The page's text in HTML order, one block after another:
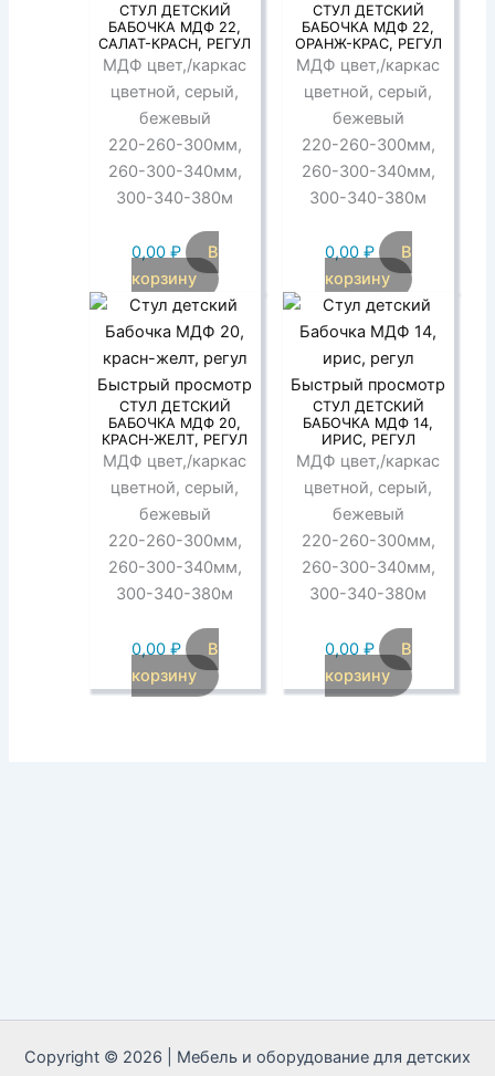
СТУЛ ДЕТСКИЙ
БАБОЧКА МДФ 22,
САЛАТ-КРАСН, РЕГУЛ
МДФ цвет,/каркас
цветной, серый,
бежевый
220-260-300мм,
260-300-340мм,
300-340-380м
0,00 ₽
В
корзину
СТУЛ ДЕТСКИЙ
БАБОЧКА МДФ 22,
ОРАНЖ-КРАС, РЕГУЛ
МДФ цвет,/каркас
цветной, серый,
бежевый
220-260-300мм,
260-300-340мм,
300-340-380м
0,00 ₽
В
корзину
Быстрый просмотр
СТУЛ ДЕТСКИЙ
БАБОЧКА МДФ 20,
КРАСН-ЖЕЛТ, РЕГУЛ
МДФ цвет,/каркас
цветной, серый,
бежевый
220-260-300мм,
260-300-340мм,
300-340-380м
0,00 ₽
В
корзину
Быстрый просмотр
СТУЛ ДЕТСКИЙ
БАБОЧКА МДФ 14,
ИРИС, РЕГУЛ
МДФ цвет,/каркас
цветной, серый,
бежевый
220-260-300мм,
260-300-340мм,
300-340-380м
0,00 ₽
В
корзину
Copyright © 2026 | Мебель и оборудование для детских